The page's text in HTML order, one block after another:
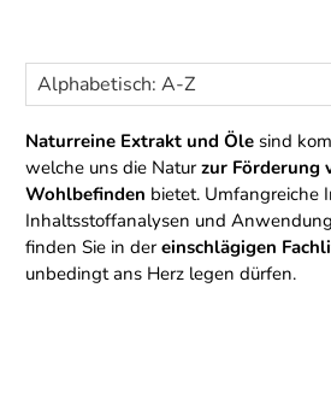
Naturreine Extrakt und Öle sind
welche uns die Naturzur Förderung
Wohlbefinden bietet. Umfangreiche
Inhaltsstoffanalysen und
finden Sie in dereinschlägigen
unbedingt ans Herz legen dürfen.